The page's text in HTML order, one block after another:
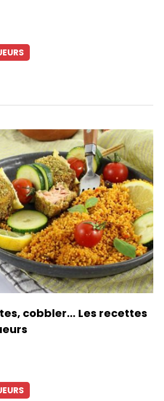
cobbler… Les recettes